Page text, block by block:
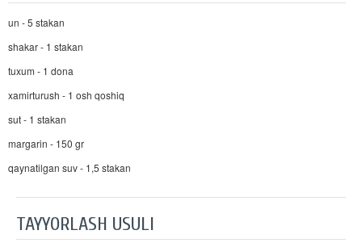
un - 5 stakan
shakar - 1 stakan
tuxum - 1 dona
xamirturush - 1 osh qoshiq
sut - 1 stakan
margarin - 150 gr
qaynatilgan suv - 1,5 stakan
TAYYORLASH USULI